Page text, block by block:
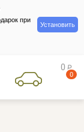
при
Установить
0 руб
0